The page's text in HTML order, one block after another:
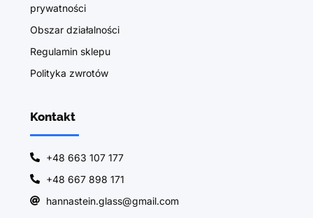
prywatności
Obszar działalności
Regulamin sklepu
Polityka zwrotów
Kontakt
+48 663 107 177
+48 667 898 171
hannastein.glass@gmail.com